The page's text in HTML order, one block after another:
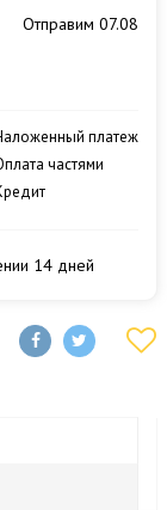
Отправим 07.08
платеж
частями
14 дней